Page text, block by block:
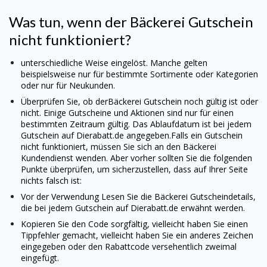
Was tun, wenn der Bäckerei Gutschein
nicht funktioniert?
unterschiedliche Weise eingelöst. Manche gelten
beispielsweise nur für bestimmte Sortimente oder Kategorien
oder nur für Neukunden.
Überprüfen Sie, ob derBäckerei Gutschein noch gültig ist oder
nicht. Einige Gutscheine und Aktionen sind nur für einen
bestimmten Zeitraum gültig. Das Ablaufdatum ist bei jedem
Gutschein auf Dierabatt.de angegeben.Falls ein Gutschein
nicht funktioniert, müssen Sie sich an den Bäckerei
Kundendienst wenden. Aber vorher sollten Sie die folgenden
Punkte überprüfen, um sicherzustellen, dass auf Ihrer Seite
nichts falsch ist:
Vor der Verwendung Lesen Sie die Bäckerei Gutscheindetails,
die bei jedem Gutschein auf Dierabatt.de erwähnt werden.
Kopieren Sie den Code sorgfältig, vielleicht haben Sie einen
Tippfehler gemacht, vielleicht haben Sie ein anderes Zeichen
eingegeben oder den Rabattcode versehentlich zweimal
eingefügt.